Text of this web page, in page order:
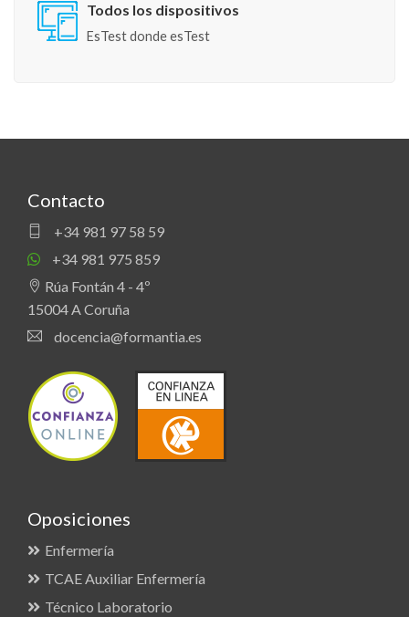
Todos los dispositivos
EsTest donde esTest
Contacto
+34 981 97 58 59
+34 981 975 859
Rúa Fontán 4 - 4º
15004 A Coruña
docencia@formantia.es
Oposiciones
Enfermería
TCAE Auxiliar Enfermería
Técnico Laboratorio